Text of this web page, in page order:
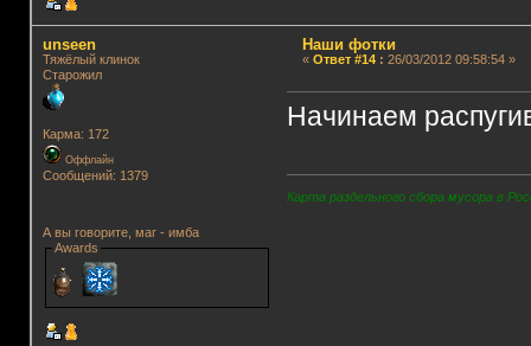
unseen
Тяжёлый клинок
Старожил
Карма: 172
Оффлайн
Сообщений: 1379
А вы говорите, маг - имба
Awards
Наши фотки
« Ответ #14: 26/03/2012 09:58:54 »
Начинаем
Карта раздельного сбора мусора в